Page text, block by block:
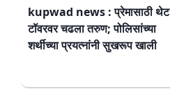
kupwad news : प्रेमासाठी थेट
टॉवरवर चढला तरुण; पोलिसांच्या
शर्थीच्या प्रयत्नांनी सुखरूप खाली